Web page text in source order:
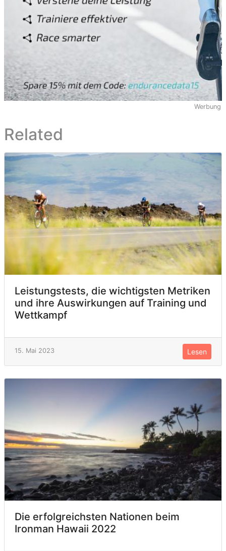
Werbung
Related
Leistungstests, die wichtigsten Metriken
und ihre Auswirkungen auf Training und
Wettkampf
15. Mai 2023 Lesen
Die erfolgreichsten Nationen beim
Ironman Hawaii 2022